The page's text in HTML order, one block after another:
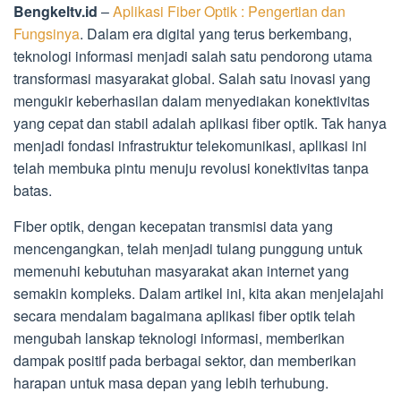
Bengkeltv.id –Aplikasi Fiber Optik : Pengertian dan
Fungsinya. Dalam era digital yang terus berkembang,
teknologi informasi menjadi salah satu pendorong utama
transformasi masyarakat global. Salah satu inovasi yang
mengukir keberhasilan dalam menyediakan konektivitas
yang cepat dan stabil adalah aplikasi fiber optik. Tak hanya
menjadi fondasi infrastruktur telekomunikasi, aplikasi ini
telah membuka pintu menuju revolusi konektivitas tanpa
batas.
Fiber optik, dengan kecepatan transmisi data yang
mencengangkan, telah menjadi tulang punggung untuk
memenuhi kebutuhan masyarakat akan internet yang
semakin kompleks. Dalam artikel ini, kita akan menjelajahi
secara mendalam bagaimana aplikasi fiber optik telah
mengubah lanskap teknologi informasi, memberikan
dampak positif pada berbagai sektor, dan memberikan
harapan untuk masa depan yang lebih terhubung.